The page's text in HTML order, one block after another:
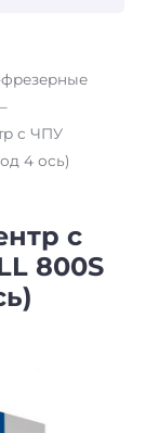
с ЧПУ
4 ось)
с
800S